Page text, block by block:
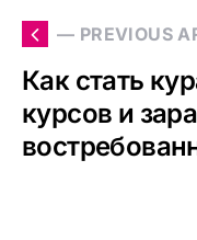
— PREVIOUS
Как стать
курсов и